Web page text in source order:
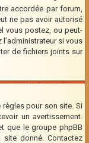
accordée par forum,
ne pas avoir autorisé
vous postez, ou peut-
si vous
de fichiers joints sur
règles pour son site. Si
un avertissement.
que le groupe phpBB
site donné. Contactez